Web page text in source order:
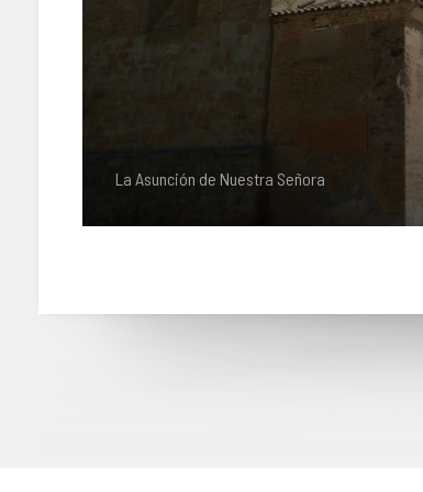
La Asunción de Nuestra Señora